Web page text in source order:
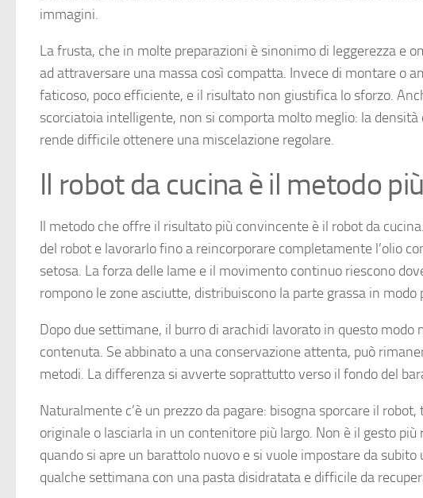
immagini.
La frusta, che in molte preparazioni è sinonimo di leggerezza e
ad attraversare una massa così compatta. Invece di montare o
faticoso, poco efficiente, e il risultato non giustifica lo sforzo.
scorciatoia intelligente, non si comporta molto meglio: la
rende difficile ottenere una miscelazione regolare.
Il robot da cucina è il metodo
Il metodo che offre il risultato più convincente è il robot da
del robot e lavorarlo fino a reincorporare completamente l’olio
setosa. La forza delle lame e il movimento continuo riescono
rompono le zone asciutte, distribuiscono la parte grassa in modo
Dopo due settimane, il burro di arachidi lavorato in questo
contenuta. Se abbinato a una conservazione attenta, può
metodi. La differenza si avverte soprattutto verso il fondo del
Naturalmente c’è un prezzo da pagare: bisogna sporcare il
originale o lasciarla in un contenitore più largo. Non è il gesto
quando si apre un barattolo nuovo e si vuole impostare da
qualche settimana con una pasta disidratata e difficile da